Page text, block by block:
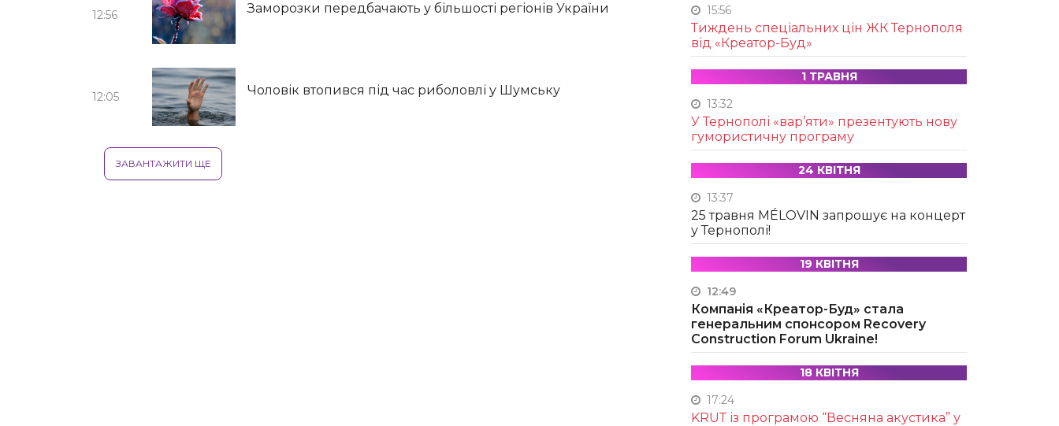
12:56 Заморозки передбачають у більшості регіонів України
12:05 Чоловік втопився під час риболовлі у Шумську
ЗАВАНТАЖИТИ ЩЕ
15:56
Тиждень спеціальних цін ЖК Тернополя
від «Креатор-Буд»
1 ТРАВНЯ
13:32
У Тернополі «вар’яти» презентують нову
гумористичну програму
24 КВІТНЯ
13:37
25 травня MÉLOVIN запрошує на концерт
у Тернополі!
19 КВІТНЯ
12:49
Компанія «Креатор-Буд» стала
генеральним спонсором Recovery
Construction Forum Ukraine!
18 КВІТНЯ
17:24
KRUТ із програмою “Весняна акустика” у